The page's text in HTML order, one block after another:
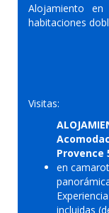
Alojamiento en
habitaciones
Visitas:
Provence
en
incluidas